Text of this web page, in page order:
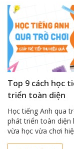
Top 9 cách học
triển toàn diện
Học tiếng Anh qua
phát triển toàn diện
vừa học vừa chơi